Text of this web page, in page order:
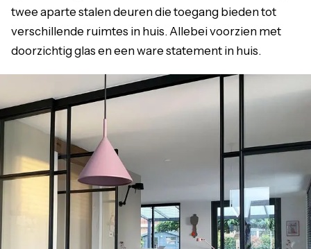
twee aparte stalen deuren die toegang bieden tot
verschillende ruimtes in huis. Allebei voorzien met
doorzichtig glas en een ware statement in huis.